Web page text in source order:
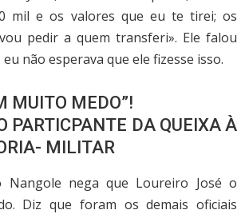
mil e os valores que eu te tirei; os
pedir a quem transferi». Ele falou
não esperava que ele fizesse isso.
MUITO MEDO”!
PARTICPANTE DA QUEIXA À
MILITAR
Nangole nega que Loureiro José o
Diz que foram os demais oficiais